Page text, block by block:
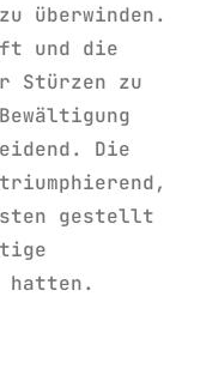
überwinden.
und die
Stürzen zu
Die
gestellt
hatten.